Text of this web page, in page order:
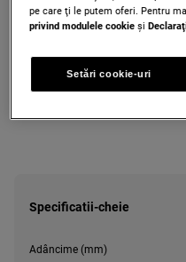
M3GCS200
Specificatii-cheie
Adâncime (mm)
pe care ţi le putem oferi. Pentru
privind modulele cookie și
Setări cookie-uri